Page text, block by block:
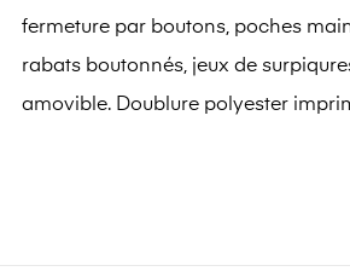
fermeture par boutons, poches
rabats boutonnés, jeux de
amovible. Doublure polyester